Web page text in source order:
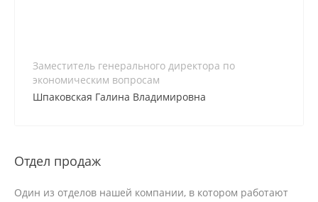
Заместитель генерального директора по
экономическим вопросам
Шпаковская Галина Владимировна
8 (861) 255-57-91
Отдел продаж
Один из отделов нашей компании, в котором работают